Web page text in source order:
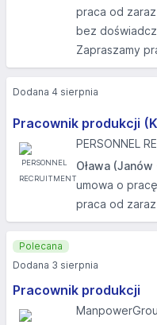
praca od zaraz
bez
Zapraszamy
Pracownik produkcji
PERSONNEL
Oława
umowa o pracę
praca od zaraz
Dodana 4 sierpnia
Pracownik produkcji
Polecana
Dodana 3 sierpnia